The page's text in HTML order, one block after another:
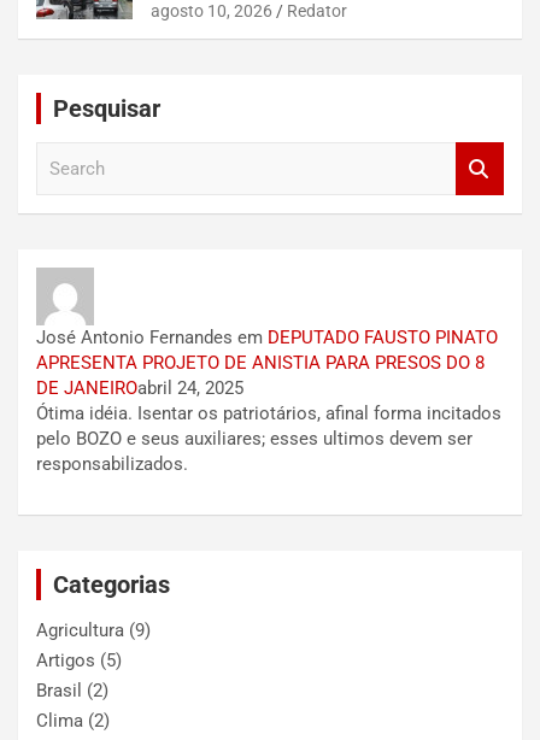
agosto 10, 2026 Redator
Pesquisar
José Antonio Fernandes em DEPUTADO FAUSTO PINATO
APRESENTA PROJETO DE ANISTIA PARA PRESOS DO 8
DE JANEIROabril 24, 2025
Ótima idéia. Isentar os patriotários, afinal forma incitados
pelo BOZO e seus auxiliares; esses ultimos devem ser
responsabilizados.
Categorias
Agricultura (9)
Artigos (5)
Brasil (2)
Clima (2)